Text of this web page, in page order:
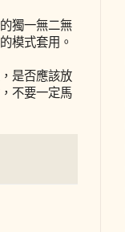
獨一無二無
模式套用。
是否應該放
不要一定馬